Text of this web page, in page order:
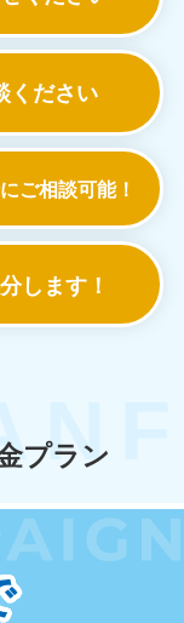
ください
ご相談可能！
します！
プラン